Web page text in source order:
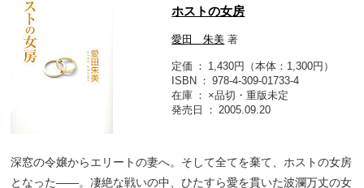
ホストの女房
愛田 朱美 著
定価
1,430円（本体：1,300円）
ISBN
978-4-309-01733-4
在庫
×品切・重版未定
発売日
2005.09.20
深窓の令嬢からエリートの妻へ。そして全てを棄て、ホストの女房
となった――。凄絶な戦いの中、ひたすら愛を貫いた波瀾万丈の女